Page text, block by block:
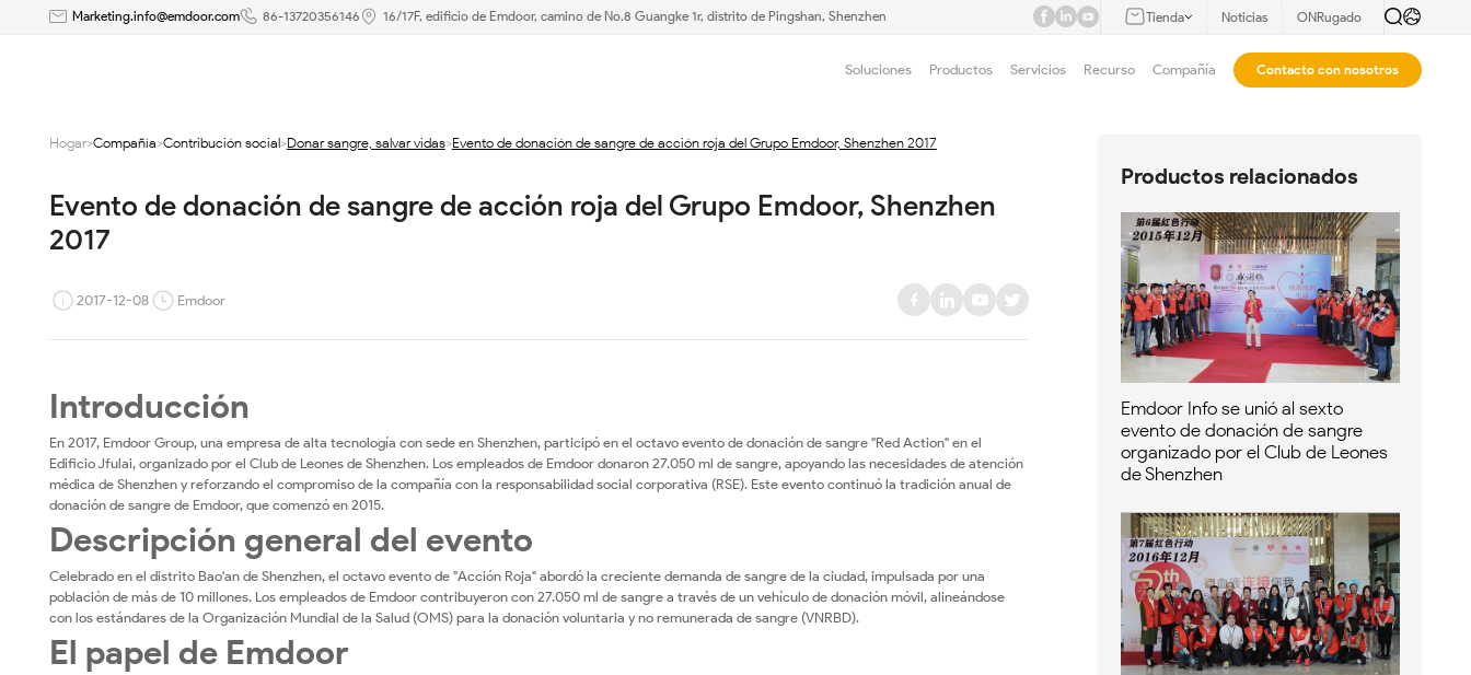
Evento
sangre
acción
roja
del
Grupo
Emdoor,
Shenzhen
2017
Marketing.info@emdoor.com 86-13720356146 16/17F, edificio de Emdoor, camino de No.8 Guangke 1r, distrito de Pingshan, Shenzhen Tienda Noticias ONRugado
Soluciones Productos Servicios Recurso Compañía Contacto con nosotros
Hogar>Compañía>Contribución social>Donar sangre, salvar vidas>Evento de donación de sangre de acción roja del Grupo Emdoor, Shenzhen 2017
Evento de donación de sangre de acción roja del Grupo Emdoor, Shenzhen
2017
2017-12-08 Emdoor
Introducción
En 2017, Emdoor Group, una empresa de alta tecnología con sede en Shenzhen, participó en el octavo evento de donación de sangre "Red Action" en el
Edificio Jfulai, organizado por el Club de Leones de Shenzhen. Los empleados de Emdoor donaron 27.050 ml de sangre, apoyando las necesidades de atención
médica de Shenzhen y reforzando el compromiso de la compañía con la responsabilidad social corporativa (RSE). Este evento continuó la tradición anual de
donación de sangre de Emdoor, que comenzó en 2015.
Descripción general del evento
Celebrado en el distrito Bao'an de Shenzhen, el octavo evento de "Acción Roja" abordó la creciente demanda de sangre de la ciudad, impulsada por una
población de más de 10 millones. Los empleados de Emdoor contribuyeron con 27.050 ml de sangre a través de un vehículo de donación móvil, alineándose
con los estándares de la Organización Mundial de la Salud (OMS) para la donación voluntaria y no remunerada de sangre (VNRBD).
El papel de Emdoor
Productos relacionados
Emdoor Info se unió al sexto
evento de donación de sangre
organizado por el Club de Leones
de Shenzhen